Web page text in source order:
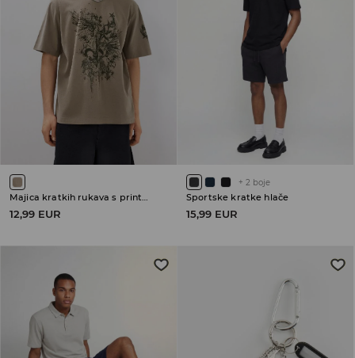
Majica kratkih rukava s printom
12,99 EUR
+ 2 boje
Sportske kratke hlače
15,99 EUR